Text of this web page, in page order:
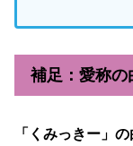
補足：愛称の
「くみっきー」